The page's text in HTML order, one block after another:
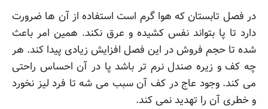
در فصل تابستان که هوا گرم است استفاده از آن ها ضرورت
دارد تا پا بتواند نفس کشیده و عرق نکند. همین امر باعث
شده تا حجم فروش در این فصل افزایش زیادی پیدا کند. هر
چه کف و زیره صندل نرم تر باشد پا در آن احساس راحتی
می کند. وجود عاج در کف آن سبب می شه تا فرد لیز نخورد
و خطری آن را تهدید نمی کند.